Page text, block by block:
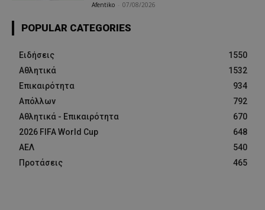
Afentiko 07/08/2026
POPULAR CATEGORIES
Ειδήσεις
1550
Αθλητικά
1532
Επικαιρότητα
934
Απόλλων
792
Αθλητικά - Επικαιρότητα
670
2026 FIFA World Cup
648
ΑΕΛ
540
Προτάσεις
465